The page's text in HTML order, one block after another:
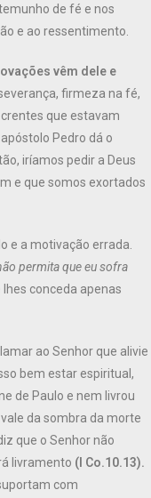
de fé e nos
e ao ressentimento.
vêm dele e
firmeza na fé,
que estavam
apóstolo Pedro dá o
iríamos pedir a Deus
e que somos exortados
e a motivação errada.
permita que eu sofra
conceda apenas
ao Senhor que alivie
bem estar espiritual,
de Paulo e nem livrou
da sombra da morte
que o Senhor não
livramento (I Co.10.13).
com